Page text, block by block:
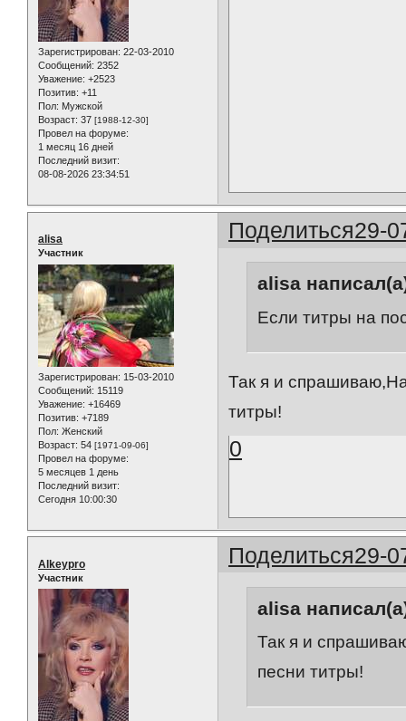
Зарегистрирован: 22-03-2010
Сообщений: 2352
Уважение: +2523
Позитив: +11
Пол: Мужской
Возраст: 37 [1988-12-30]
Провел на форуме:
1 месяц 16 дней
Последний визит:
08-08-2026 23:34:51
Поделиться29-
alisa
Участник
Зарегистрирован: 15-03-2010
Сообщений: 15119
Уважение: +16469
Позитив: +7189
Пол: Женский
Возраст: 54 [1971-09-06]
Провел на форуме:
5 месяцев 1 день
Последний визит:
Сегодня 10:00:30
alisa
Если титры на
Так я и
титры!
0
Поделиться29-
Alkeypro
Участник
alisa
Так я и
песни титры!